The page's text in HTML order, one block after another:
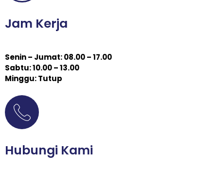
Jam Kerja
Senin – Jumat: 08.00 – 17.00
Sabtu: 10.00 – 13.00
Minggu: Tutup
Hubungi Kami